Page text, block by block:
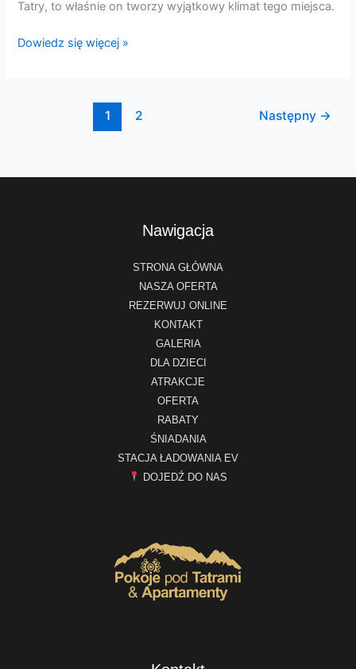
Tatry, to właśnie on tworzy wyjątkowy klimat tego miejsca.
Dowiedz się więcej »
1 2 Następny →
Nawigacja
STRONA GŁÓWNA
NASZA OFERTA
REZERWUJ ONLINE
KONTAKT
GALERIA
DLA DZIECI
ATRAKCJE
OFERTA
RABATY
ŚNIADANIA
STACJA ŁADOWANIA EV
DOJEDŹ DO NAS